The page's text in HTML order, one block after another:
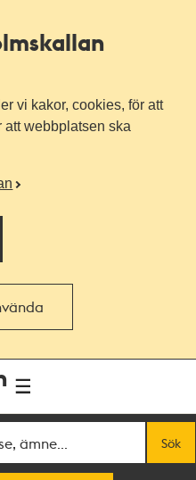
vi kakor, cookies, för att
att webbplatsen ska
Sök